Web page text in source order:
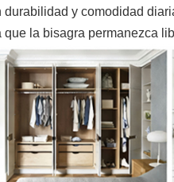
y comodidad
la bisagra permanezca